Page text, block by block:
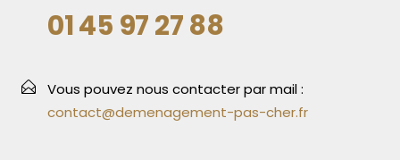
01 45 97 27 88
Vous pouvez nous contacter par mail :
contact@demenagement-pas-cher.fr